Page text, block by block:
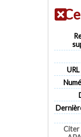
Citer